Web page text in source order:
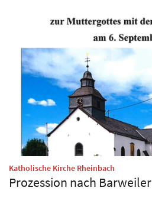
Katholische Kirche Rheinbach
Prozession nach Barweiler